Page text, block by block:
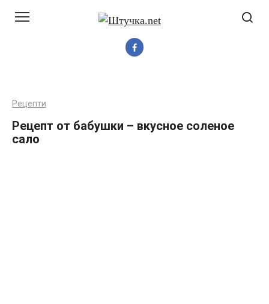
Рецепти
Рецепт от бабушки – вкусное соленое
сало